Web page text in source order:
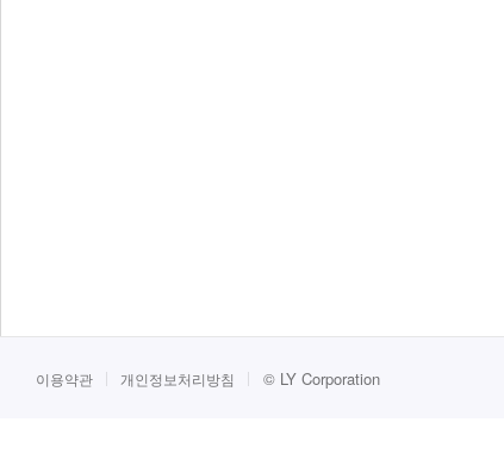
이용약관 개인정보처리방침 © LY Corporation